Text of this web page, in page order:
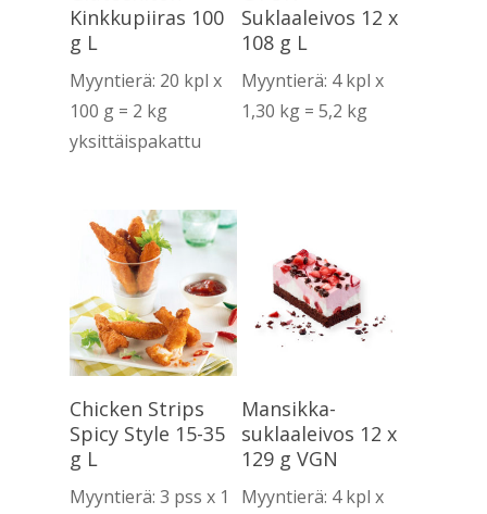
Kinkkupiiras 100
g L
Myyntierä: 20 kpl x
100 g = 2 kg
yksittäispakattu
Suklaaleivos 12 x
108 g L
Myyntierä: 4 kpl x
1,30 kg = 5,2 kg
Lue Lisää
Chicken Strips
Spicy Style 15-35
g L
Myyntierä: 3 pss x 1
Lue Lisää
Mansikka-
suklaaleivos 12 x
129 g VGN
Myyntierä: 4 kpl x